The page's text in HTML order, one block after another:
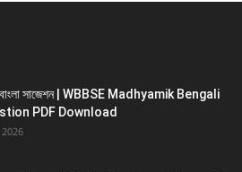
বাংলা সাজেশন | WBBSE Madhyamik Bengali
PDF Download